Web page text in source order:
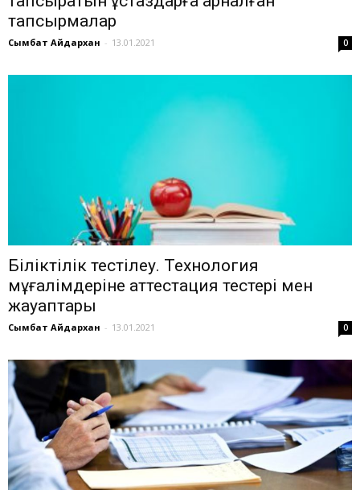
тапсырмалар
Сымбат Айдархан - 13.01.2021 0
Біліктілік тестілеу. Технология
мұғалімдеріне аттестация тестері мен
жауаптары
Сымбат Айдархан - 13.01.2021 0